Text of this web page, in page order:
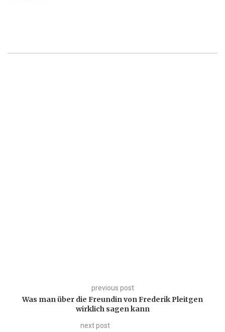
previous post
Was man über die Freundin von Frederik Pleitgen
wirklich sagen kann
next post